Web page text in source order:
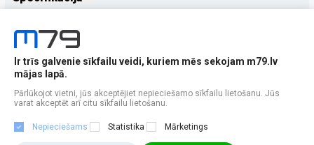
Papildus
Ir trīs galvenie sīkfailu veidi, kuriem mēs sekojam m79.lv
mājas lapā.
Pārlūkojot vietni, jūs akceptējiet nepieciešamo sīkfailu lietošanu. Jūs
varat akceptēt arī citu sīkfailu lietošanu.
Nepieciešams Statistika Mārketings